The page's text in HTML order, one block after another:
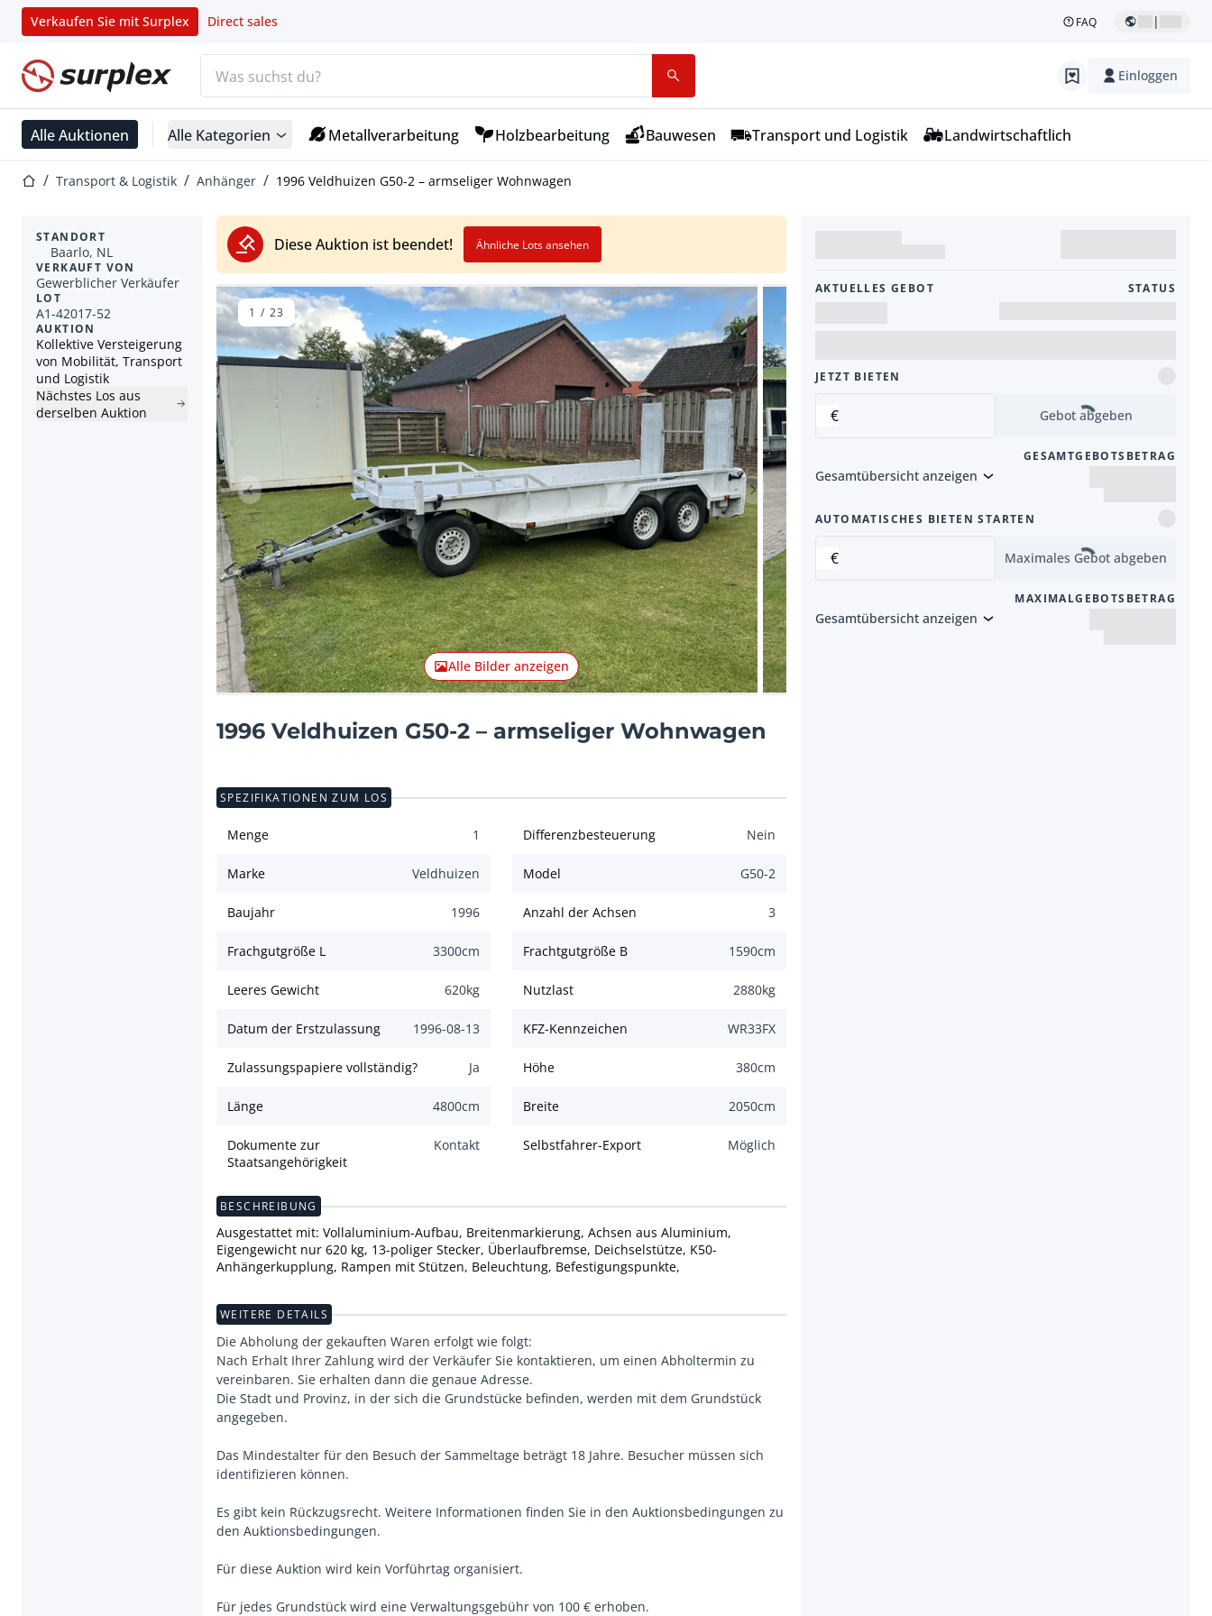
Verkaufen Sie mit Surplex Direct sales FAQ |
Startseite Einloggen
Alle Auktionen Alle Kategorien Metallverarbeitung Holzbearbeitung Bauwesen Transport und Logistik Landwirtschaftlich
StartseiteTransport & Logistik Anhänger 1996 Veldhuizen G50-2 – armseliger Wohnwagen
Diese Auktion ist beendet! Ähnliche Lots ansehen
STANDORT
Baarlo, NL
VERKAUFT VON
Gewerblicher Verkäufer
LOT
A1-42017-52
AUKTION
Kollektive Versteigerung
von Mobilität, Transport
und Logistik
Nächstes Los aus
derselben Auktion
Vorheriger Artikel Nächster Artikel
Alle Bilder anzeigen
1 / 23
1996 Veldhuizen G50-2 – armseliger Wohnwagen
AKTUELLES GEBOT STATUS
JETZT BIETEN
€ Gebot abgeben
GESAMTGEBOTSBETRAG
Gesamtübersicht anzeigen
AUTOMATISCHES BIETEN STARTEN
€ Maximales Gebot abgeben
MAXIMALGEBOTSBETRAG
Gesamtübersicht anzeigen
SPEZIFIKATIONEN ZUM LOS
Menge 1 Differenzbesteuerung Nein
Marke Veldhuizen Model G50-2
Baujahr 1996 Anzahl der Achsen 3
Frachgutgröße L 3300cm Frachtgutgröße B 1590cm
Leeres Gewicht 620kg Nutzlast 2880kg
Datum der Erstzulassung 1996-08-13 KFZ-Kennzeichen WR33FX
Zulassungspapiere vollständig? Ja Höhe 380cm
Länge 4800cm Breite 2050cm
Dokumente zur
Staatsangehörigkeit
Kontakt Selbstfahrer-Export Möglich
BESCHREIBUNG
Ausgestattet mit: Vollaluminium-Aufbau, Breitenmarkierung, Achsen aus Aluminium,
Eigengewicht nur 620 kg, 13-poliger Stecker, Überlaufbremse, Deichselstütze, K50-
Anhängerkupplung, Rampen mit Stützen, Beleuchtung, Befestigungspunkte,
WEITERE DETAILS
Die Abholung der gekauften Waren erfolgt wie folgt:
Nach Erhalt Ihrer Zahlung wird der Verkäufer Sie kontaktieren, um einen Abholtermin zu
vereinbaren. Sie erhalten dann die genaue Adresse.
Die Stadt und Provinz, in der sich die Grundstücke befinden, werden mit dem Grundstück
angegeben.
Das Mindestalter für den Besuch der Sammeltage beträgt 18 Jahre. Besucher müssen sich
identifizieren können.
Es gibt kein Rückzugsrecht. Weitere Informationen finden Sie in den Auktionsbedingungen zu
den Auktionsbedingungen.
Für diese Auktion wird kein Vorführtag organisiert.
Für jedes Grundstück wird eine Verwaltungsgebühr von 100 € erhoben.